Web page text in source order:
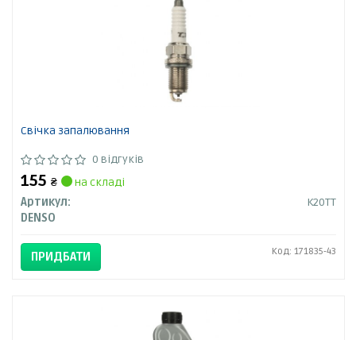
Свічка запалювання
0 відгуків
155 ₴
на складі
Артикул:
K20TT
DENSO
ПРИДБАТИ Код: 171835-43